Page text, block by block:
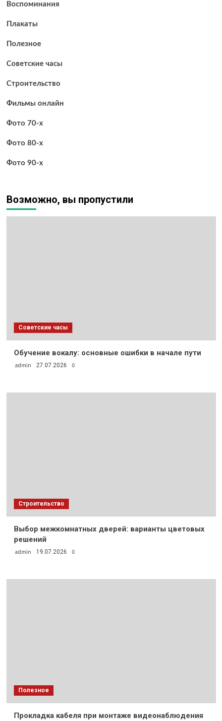
Воспоминания
Плакаты
Полезное
Советские часы
Строительство
Фильмы онлайн
Фото 70-х
Фото 80-х
Фото 90-х
Возможно, вы пропустили
Советские часы
Обучение вокалу: основные ошибки в начале пути
admin 27.07.2026 0
Строительство
Выбор межкомнатных дверей: варианты цветовых
решений
admin 19.07.2026 0
Полезное
Прокладка кабеля при монтаже видеонаблюдения